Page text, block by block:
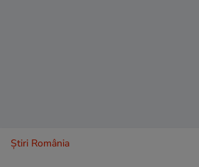
Știri România